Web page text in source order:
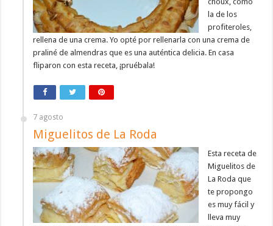
la de los
profiteroles,
rellena de una crema. Yo opté por rellenarla con una crema de
praliné de almendras que es una auténtica delicia. En casa
fliparon con esta receta, ¡pruébala!
7 agosto
Miguelitos de La Roda
Esta receta de
Miguelitos de
La Roda que
te propongo
es muy fácil y
lleva muy